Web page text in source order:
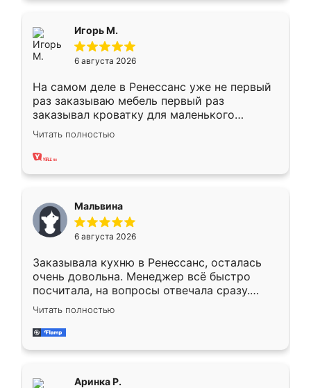
Игорь М.
6 августа 2026
На самом деле в Ренессанс уже не первый
раз заказываю мебель первый раз
заказывал кроватку для маленького
ребёнка при его рождении ,во второй раз
заказал шкаф-купе. По качеству очень
хорошее сборка достаточно быстрая,
меньше, здесь же он более разнообразный.
Мне нравится ,если что-то потребуется из
мебели буду заказывать только здесь.
Читать полностью
Мальвина
6 августа 2026
Заказывала кухню в Ренессанс, осталась
очень довольна. Менеджер всё быстро
посчитала, на вопросы отвечала сразу.
Замерщик приехал в субботу, подошёл к
делу со всей ответственностью. Собрали
за день, ребята работали аккуратно, даже
Читать полностью
Аринка Р.